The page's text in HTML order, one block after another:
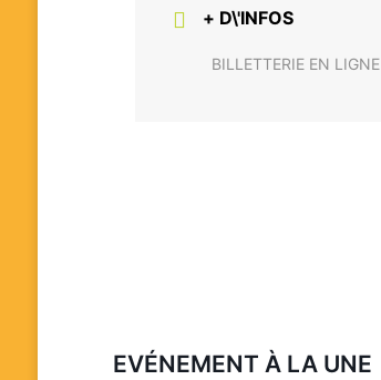
+ D\'INFOS
BILLETTERIE EN LIGNE
EVÉNEMENT À LA UNE